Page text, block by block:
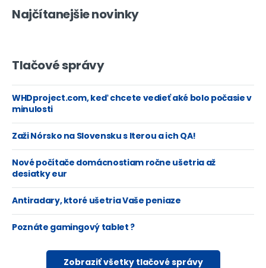
Najčítanejšie novinky
Tlačové správy
WHDproject.com, keď chcete vedieť aké bolo počasie v
minulosti
Zaži Nórsko na Slovensku s Iterou a ich QA!
Nové počítače domácnostiam ročne ušetria až
desiatky eur
Antiradary, ktoré ušetria Vaše peniaze
Poznáte gamingový tablet ?
Zobraziť všetky tlačové správy